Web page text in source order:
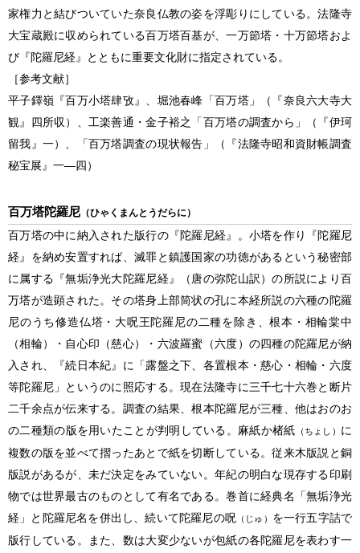
家権力と結びついていた奈良仏教の姿を浮彫りにしている。法隆寺
大宝蔵殿に収められている百万塔百基が、一万節塔・十万節塔およ
び『陀羅尼経』とともに重要文化財に指定されている。
［参考文献］
平子鐸嶺『百万小塔肆攷』、堀池春峰「百万塔」（『奈良六大寺大
観』四所収）、工楽善通・金子裕之「百万塔の調査から」（『伊珂
留我』一）、「百万塔調査の現状報告」（『法隆寺昭和資財帳調査
秘宝展』一―四）
百万塔陀羅尼 （ひゃくまんとうだらに）
百万塔の中に納入された版行の『陀羅尼経』。小塔を作り『陀羅尼
経』を納め安置すれば、滅罪と鎮護国家の功徳があるという秘密部
に属する『無垢浄光大陀羅尼経』（唐の弥陀山訳）の所説により百
万塔が造顕された。その塔身上部筒状の孔に本経所説の六種の陀羅
尼のうち修造仏塔・大呪王陀羅尼の二種を除き、根本・相輪棠中
（相輪）・自心印（慈心）・六波羅蜜（六度）の四種の陀羅尼が納
入され、『続日本紀』に「露盤之下、各置根本・慈心・相輪・六度
等陀羅尼」というのに照応する。現在法隆寺に三千七十六巻と断片
二千余点が伝来する。調査の結果、根本陀羅尼が三種、他はおのお
の二種類の版を用いたことが判明している。麻紙か楮紙 （ちょし） に
複数の版を並べて摺ったあとで紙を切断している。従来木版説と銅
版説があるが、未だ決定をみていない。年紀の明白な現存する印刷
物では世界最古のものとして有名である。巻首に経典名「無垢浄光
経」と陀羅尼名を併出し、続いて陀羅尼の呪 （じゅ） を一行五字詰で
版行している。また、数は大変少ないが包紙の各陀羅尼を表わす一